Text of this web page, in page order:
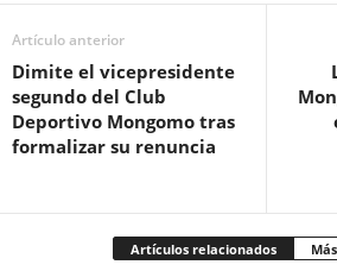
Artículo anterior
Dimite el vicepresidente
segundo del Club
Deportivo Mongomo tras
formalizar su renuncia
Artículos relacionados